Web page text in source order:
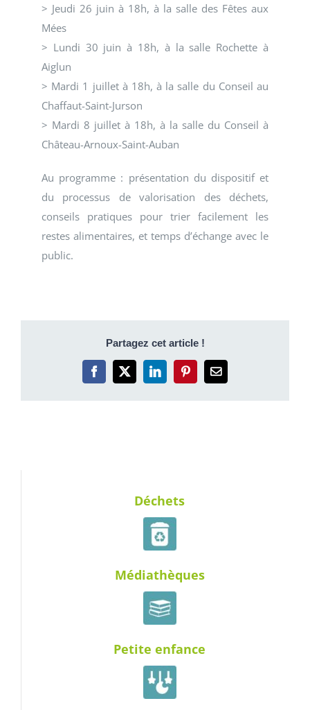
> Jeudi 26 juin à 18h, à la salle des Fêtes aux
Mées
> Lundi 30 juin à 18h, à la salle Rochette à
Aiglun
> Mardi 1 juillet à 18h, à la salle du Conseil au
Chaffaut-Saint-Jurson
> Mardi 8 juillet à 18h, à la salle du Conseil à
Château-Arnoux-Saint-Auban
Au programme : présentation du dispositif et
du processus de valorisation des déchets,
conseils pratiques pour trier facilement les
restes alimentaires, et temps d’échange avec le
public.
Partagez cet article !
Facebook
X LinkedInPinterestEmail
Déchets
Médiathèques
Petite enfance